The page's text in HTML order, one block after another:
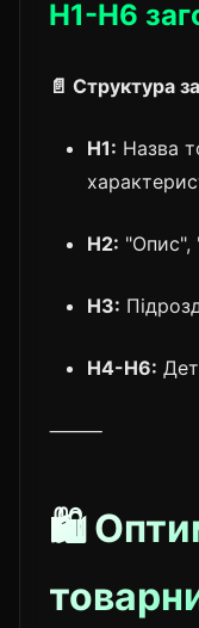
H1-H6
📄 Структура
H1: Назва
H2: "Опис",
H3:
H4-H6:
⸻
🛍️